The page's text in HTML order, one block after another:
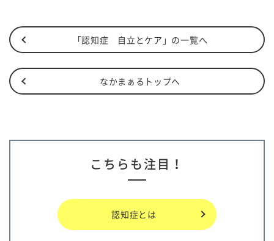
「認知症 自立とケア」の一覧へ
なかまぁるトップへ
こちらも注目！
認知症とは